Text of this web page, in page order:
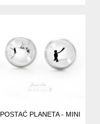
+ BOX
POSTAĆ PLANETA - MINI